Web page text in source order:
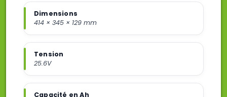
Dimensions
414 × 345 × 129 mm
Tension
25.6V
Capacité en Ah